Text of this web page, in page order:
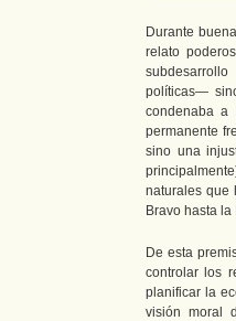
Durante
relato
políticas—
condenaba
permanente
sino una
naturales que
Bravo hasta
De esta
controlar los
planificar la
visión moral